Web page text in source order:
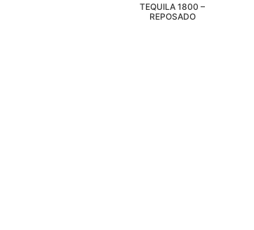
TEQUILA 1800 –
REPOSADO